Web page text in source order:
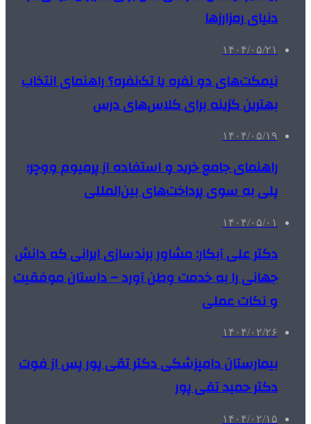
دنیای رمزارزها
۱۴۰۴/۰۵/۲۱
نیمکت‌های دو نفره یا تک‌نفره؟ راهنمای انتخاب
بهترین گزینه برای کلاس‌های درس
۱۴۰۴/۰۵/۱۹
راهنمای جامع خرید و استفاده از پرمیوم ووچر؛
پلی به سوی پرداخت‌های بین‌المللی
۱۴۰۴/۰۵/۰۱
دکتر علی آبکار: مشاور برندسازی ایرانی که دانش
جهانی را به خدمت وطن آورد – داستان موفقیت
و نکات عملی
۱۴۰۴/۰۲/۲۶
بیمارستان دامپزشکی دکتر تقی پور پس از فوت
دکتر حمید تقی پور
۱۴۰۴/۰۲/۱۵